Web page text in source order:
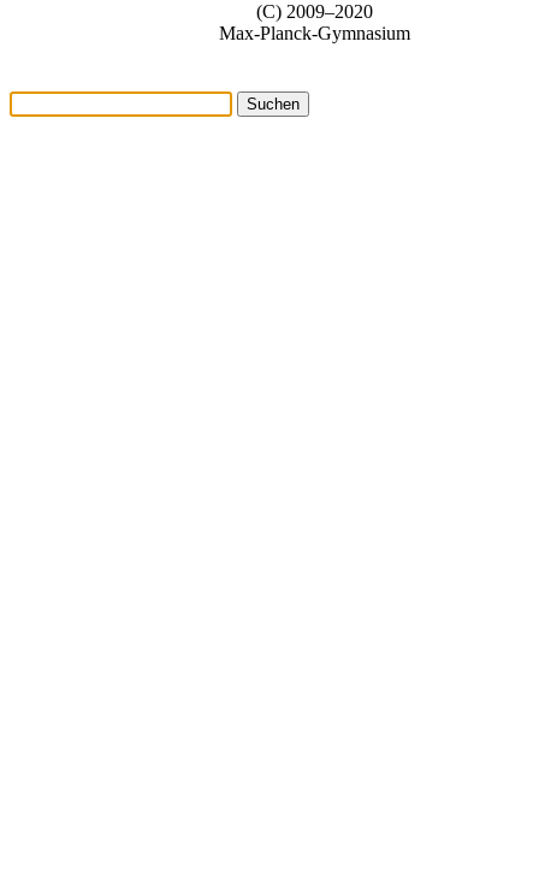
(C) 2009–2020
Max-Planck-Gymnasium
Suchen